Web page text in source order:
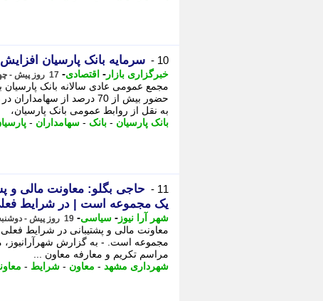
10 - سرمایه بانک پارسیان افزایش
خبرگزاری بازار - اقتصادی- 17 روز پیش - چهارشنبه 31 تیر 1405، 15:52
به نقل از روابط عمومی بانک پارسیان،
بانک پارسیان - بانک - سهامداران -
11 -
حاجی بگلو: معاونت مالی و
یک مجموعه است | در شرایط
شهر آرا نیوز - سیاسی- 19 روز پیش - دوشنبه 29 تیر 1405، 10:17
معاونت مالی و پشتیبانی در شرایط
مراسم تکریم و معارفه معاون ...
شهرداری مشهد - معاون - شرایط -